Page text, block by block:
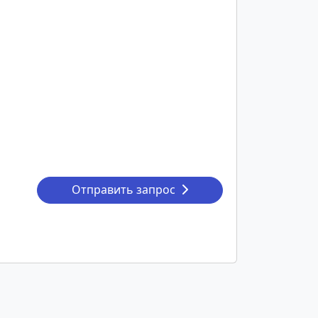
Отправить запрос